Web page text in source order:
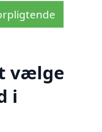
vælge
i